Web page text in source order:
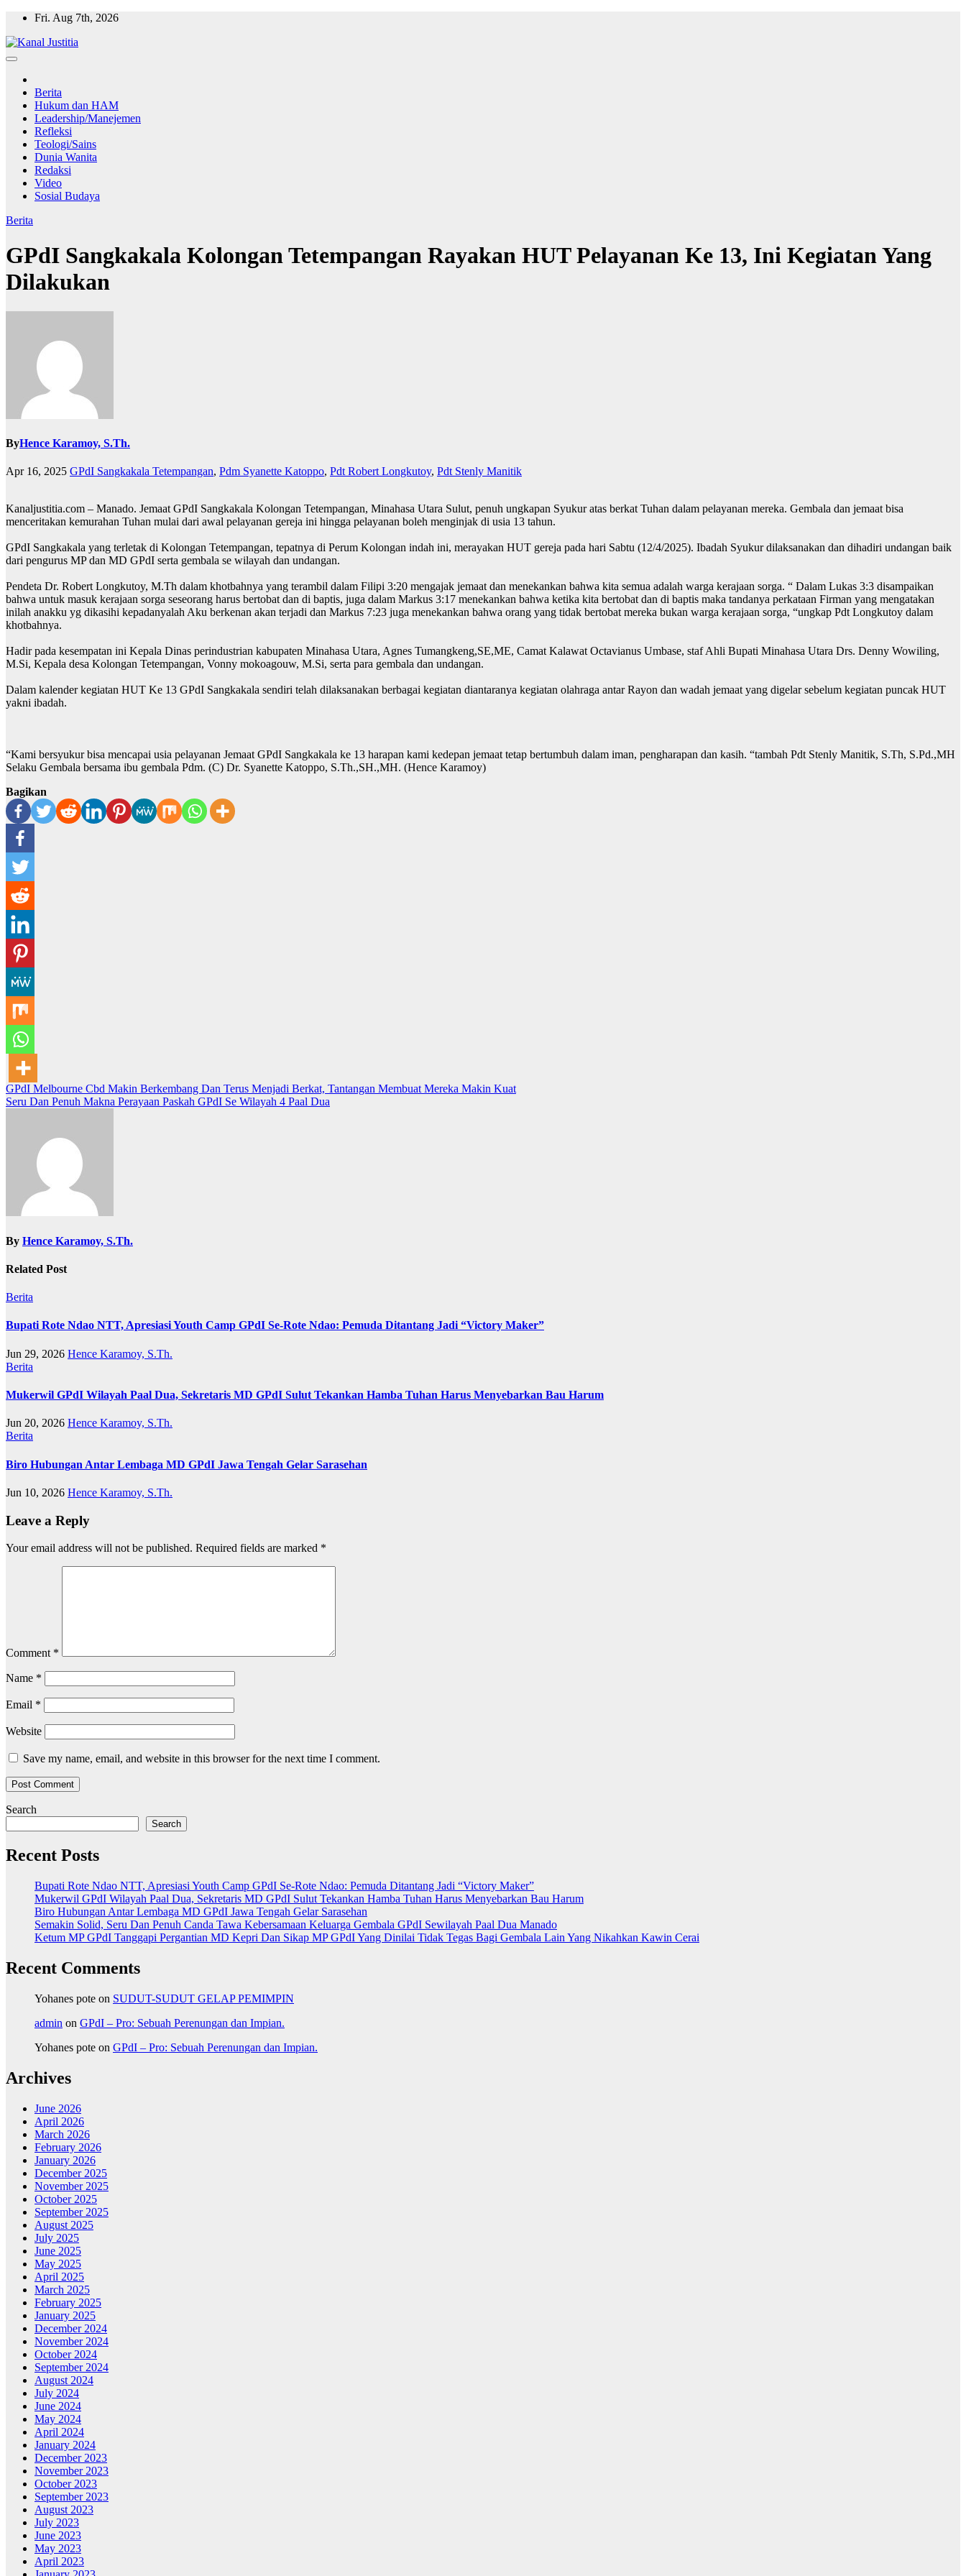
Skip
content
Fri. Aug 7th, 2026
Berita
Hukum dan HAM
Leadership/Manejemen
Refleksi
Teologi/Sains
Dunia Wanita
Redaksi
Video
Sosial Budaya
Berita
GPdI Sangkakala Kolongan Tetempangan Rayakan HUT Pelayanan Ke 13, Ini Kegiatan Yang
Dilakukan
ByHence Karamoy, S.Th.
Apr 16, 2025 GPdI Sangkakala Tetempangan, Pdm Syanette Katoppo, Pdt Robert Longkutoy, Pdt Stenly Manitik
Kanaljustitia.com – Manado. Jemaat GPdI Sangkakala Kolongan Tetempangan, Minahasa Utara Sulut, penuh ungkapan Syukur atas berkat Tuhan dalam pelayanan mereka. Gembala dan jemaat bisa
menceritakan kemurahan Tuhan mulai dari awal pelayanan gereja ini hingga pelayanan boleh menginjak di usia 13 tahun.
GPdI Sangkakala yang terletak di Kolongan Tetempangan, tepatnya di Perum Kolongan indah ini, merayakan HUT gereja pada hari Sabtu (12/4/2025). Ibadah Syukur dilaksanakan dan dihadiri undangan baik
dari pengurus MP dan MD GPdI serta gembala se wilayah dan undangan.
Pendeta Dr. Robert Longkutoy, M.Th dalam khotbahnya yang terambil dalam Filipi 3:20 mengajak jemaat dan menekankan bahwa kita semua adalah warga kerajaan sorga. “ Dalam Lukas 3:3 disampaikan
bahwa untuk masuk kerajaan sorga seseorang harus bertobat dan di baptis, juga dalam Markus 3:17 menekankan bahwa ketika kita bertobat dan di baptis maka tandanya perkataan Firman yang mengatakan
inilah anakku yg dikasihi kepadanyalah Aku berkenan akan terjadi dan Markus 7:23 juga menekankan bahwa orang yang tidak bertobat mereka bukan warga kerajaan sorga, “ungkap Pdt Longkutoy dalam
khotbahnya.
Hadir pada kesempatan ini Kepala Dinas perindustrian kabupaten Minahasa Utara, Agnes Tumangkeng,SE,ME, Camat Kalawat Octavianus Umbase, staf Ahli Bupati Minahasa Utara Drs. Denny Wowiling,
M.Si, Kepala desa Kolongan Tetempangan, Vonny mokoagouw, M.Si, serta para gembala dan undangan.
Dalam kalender kegiatan HUT Ke 13 GPdI Sangkakala sendiri telah dilaksanakan berbagai kegiatan diantaranya kegiatan olahraga antar Rayon dan wadah jemaat yang digelar sebelum kegiatan puncak HUT
yakni ibadah.
“Kami bersyukur bisa mencapai usia pelayanan Jemaat GPdI Sangkakala ke 13 harapan kami kedepan jemaat tetap bertumbuh dalam iman, pengharapan dan kasih. “tambah Pdt Stenly Manitik, S.Th, S.Pd.,MH
Selaku Gembala bersama ibu gembala Pdm. (C) Dr. Syanette Katoppo, S.Th.,SH.,MH. (Hence Karamoy)
Bagikan
Post
navigation
GPdI Melbourne Cbd Makin Berkembang Dan Terus Menjadi Berkat, Tantangan Membuat Mereka Makin Kuat
Seru Dan Penuh Makna Perayaan Paskah GPdI Se Wilayah 4 Paal Dua
By Hence Karamoy, S.Th.
Related Post
Berita
Bupati Rote Ndao NTT, Apresiasi Youth Camp GPdI Se-Rote Ndao: Pemuda Ditantang Jadi “Victory Maker”
Jun 29, 2026 Hence Karamoy, S.Th.
Berita
Mukerwil GPdI Wilayah Paal Dua, Sekretaris MD GPdI Sulut Tekankan Hamba Tuhan Harus Menyebarkan Bau Harum
Jun 20, 2026 Hence Karamoy, S.Th.
Berita
Biro Hubungan Antar Lembaga MD GPdI Jawa Tengah Gelar Sarasehan
Jun 10, 2026 Hence Karamoy, S.Th.
Leave a Reply
Your email address will not be published. Required fields are marked *
Comment *
Name *
Email *
Website
Save my name, email, and website in this browser for the next time I comment.
Search
Search
Recent Posts
Bupati Rote Ndao NTT, Apresiasi Youth Camp GPdI Se-Rote Ndao: Pemuda Ditantang Jadi “Victory Maker”
Mukerwil GPdI Wilayah Paal Dua, Sekretaris MD GPdI Sulut Tekankan Hamba Tuhan Harus Menyebarkan Bau Harum
Biro Hubungan Antar Lembaga MD GPdI Jawa Tengah Gelar Sarasehan
Semakin Solid, Seru Dan Penuh Canda Tawa Kebersamaan Keluarga Gembala GPdI Sewilayah Paal Dua Manado
Ketum MP GPdI Tanggapi Pergantian MD Kepri Dan Sikap MP GPdI Yang Dinilai Tidak Tegas Bagi Gembala Lain Yang Nikahkan Kawin Cerai
Recent Comments
Yohanes pote on SUDUT-SUDUT GELAP PEMIMPIN
admin on GPdI – Pro: Sebuah Perenungan dan Impian.
Yohanes pote on GPdI – Pro: Sebuah Perenungan dan Impian.
Archives
June 2026
April 2026
March 2026
February 2026
January 2026
December 2025
November 2025
October 2025
September 2025
August 2025
July 2025
June 2025
May 2025
April 2025
March 2025
February 2025
January 2025
December 2024
November 2024
October 2024
September 2024
August 2024
July 2024
June 2024
May 2024
April 2024
January 2024
December 2023
November 2023
October 2023
September 2023
August 2023
July 2023
June 2023
May 2023
April 2023